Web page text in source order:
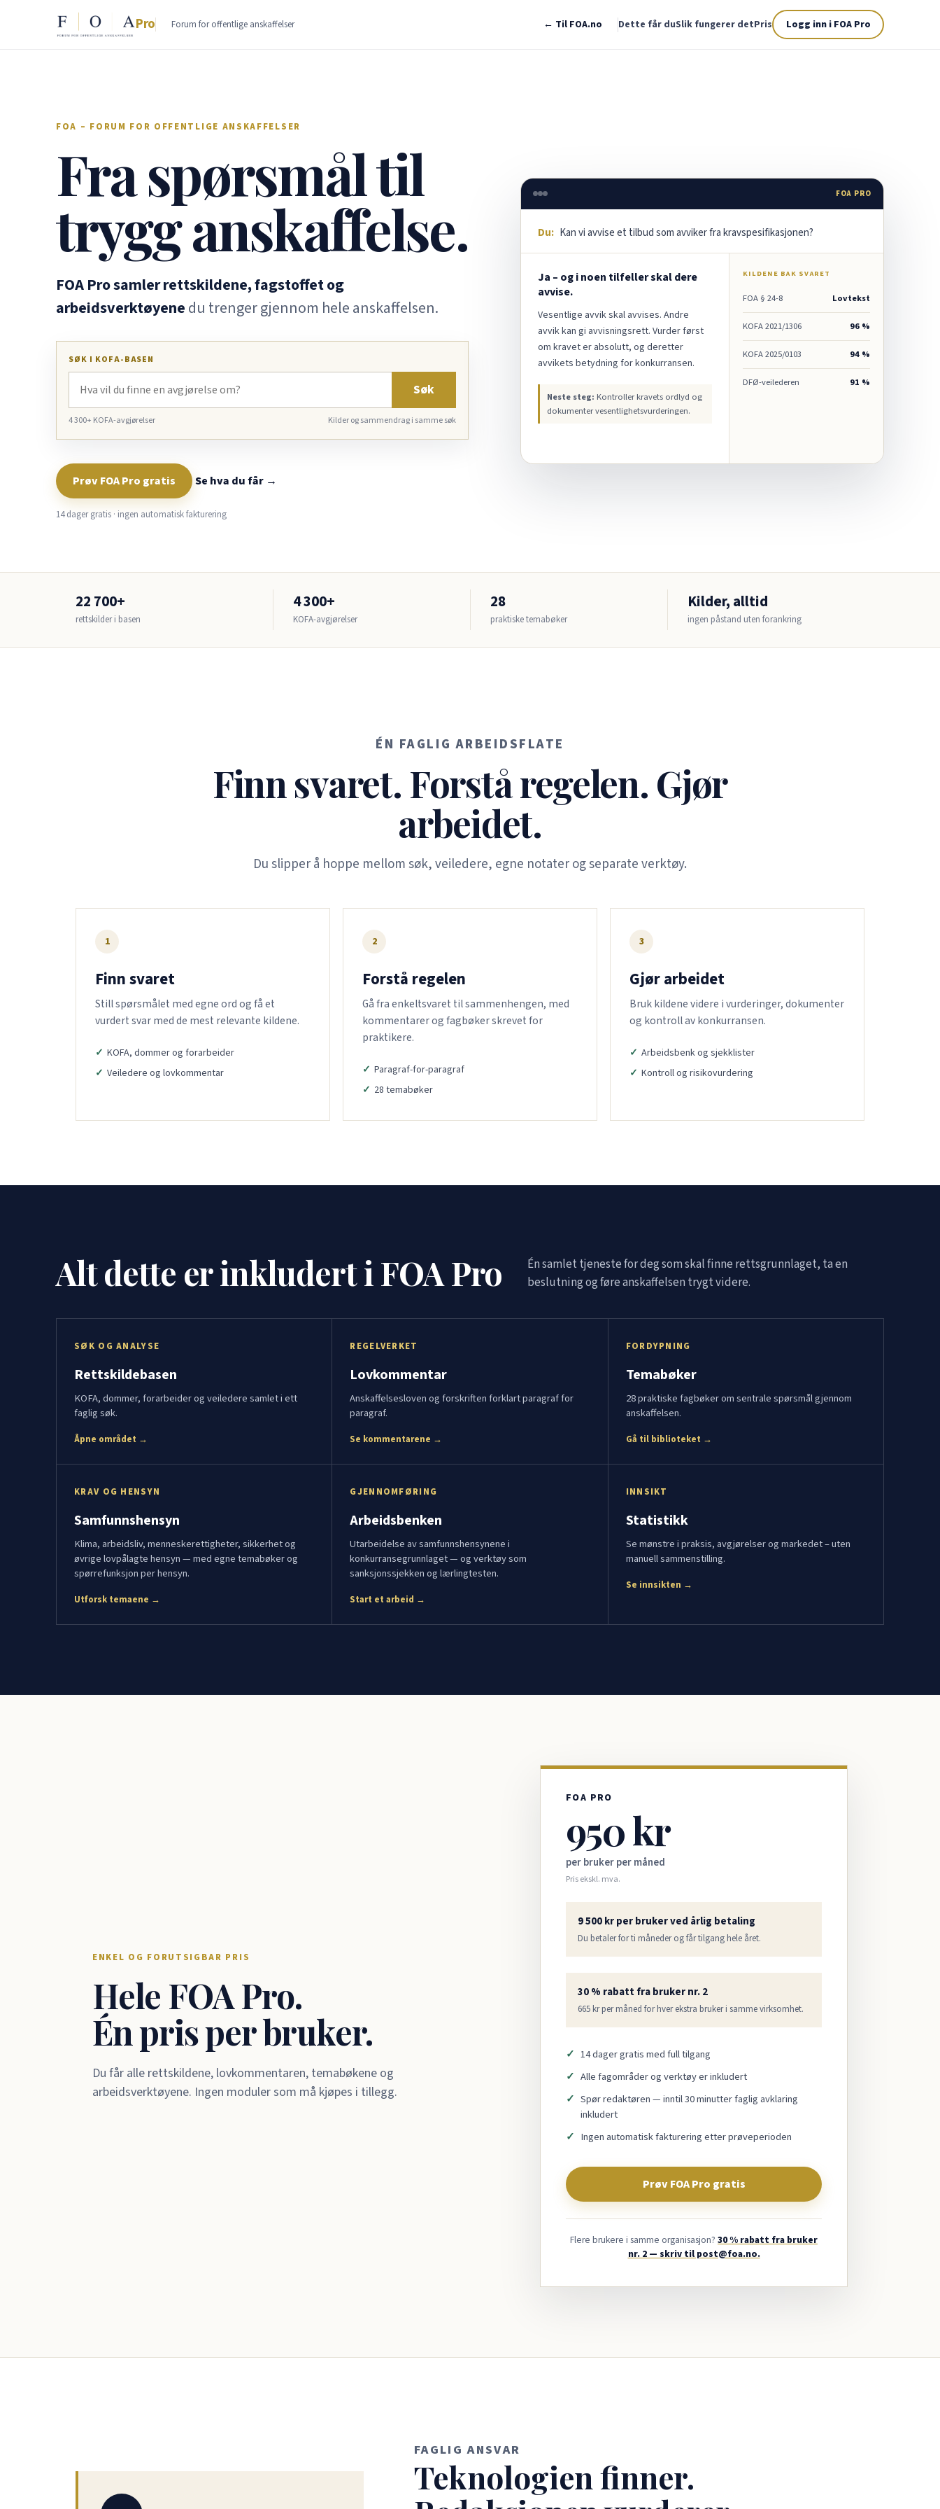
Pro Forum for offentlige anskaffelser ← Til FOA.no Dette får duSlik fungerer detPris Logg inn i FOA Pro
FOA – FORUM FOR OFFENTLIGE ANSKAFFELSER
Fra spørsmål til
trygg anskaffelse.
FOA Pro samler rettskildene, fagstoffet og
arbeidsverktøyenedu trenger gjennom hele anskaffelsen.
SØK I KOFA-BASEN
Søk
4 300+ KOFA-avgjørelser Kilder og sammendrag i samme søk
Prøv FOA Pro gratis Se hva du får →
14 dager gratis · ingen automatisk fakturering
FOA PRO
Du: Kan vi avvise et tilbud som avviker fra kravspesifikasjonen?
Ja – og i noen tilfeller skal dere
avvise.
Vesentlige avvik skal avvises. Andre
avvik kan gi avvisningsrett. Vurder først
om kravet er absolutt, og deretter
avvikets betydning for konkurransen.
Neste steg: Kontroller kravets ordlyd og
dokumenter vesentlighetsvurderingen.
KILDENE BAK SVARET
FOA § 24-8 Lovtekst
KOFA 2021/1306 96 %
KOFA 2025/0103 94 %
DFØ-veilederen 91 %
22 700+
rettskilder i basen
4 300+
KOFA-avgjørelser
28
praktiske temabøker
Kilder, alltid
ingen påstand uten forankring
ÉN FAGLIG ARBEIDSFLATE
Finn svaret. Forstå regelen. Gjør
arbeidet.
Du slipper å hoppe mellom søk, veiledere, egne notater og separate verktøy.
1
Finn svaret
Still spørsmålet med egne ord og få et
vurdert svar med de mest relevante kildene.
KOFA, dommer og forarbeider
Veiledere og lovkommentar
2
Forstå regelen
Gå fra enkeltsvaret til sammenhengen, med
kommentarer og fagbøker skrevet for
praktikere.
Paragraf-for-paragraf
28 temabøker
3
Gjør arbeidet
Bruk kildene videre i vurderinger, dokumenter
og kontroll av konkurransen.
Arbeidsbenk og sjekklister
Kontroll og risikovurdering
Alt dette er inkludert i FOA Pro
Én samlet tjeneste for deg som skal finne rettsgrunnlaget, ta en
beslutning og føre anskaffelsen trygt videre.
SØK OG ANALYSE
Rettskildebasen
KOFA, dommer, forarbeider og veiledere samlet i ett
faglig søk.
Åpne området →
REGELVERKET
Lovkommentar
Anskaffelsesloven og forskriften forklart paragraf for
paragraf.
Se kommentarene →
FORDYPNING
Temabøker
28 praktiske fagbøker om sentrale spørsmål gjennom
anskaffelsen.
Gå til biblioteket →
KRAV OG HENSYN
Samfunnshensyn
Klima, arbeidsliv, menneskerettigheter, sikkerhet og
øvrige lovpålagte hensyn — med egne temabøker og
spørrefunksjon per hensyn.
Utforsk temaene →
GJENNOMFØRING
Arbeidsbenken
Utarbeidelse av samfunnshensynene i
konkurransegrunnlaget — og verktøy som
sanksjonssjekken og lærlingtesten.
Start et arbeid →
INNSIKT
Statistikk
Se mønstre i praksis, avgjørelser og markedet – uten
manuell sammenstilling.
Se innsikten →
ENKEL OG FORUTSIGBAR PRIS
Hele FOA Pro.
Én pris per bruker.
Du får alle rettskildene, lovkommentaren, temabøkene og
arbeidsverktøyene. Ingen moduler som må kjøpes i tillegg.
FOA PRO
950 kr
per bruker per måned
Pris ekskl. mva.
9 500 kr per bruker ved årlig betaling
Du betaler for ti måneder og får tilgang hele året.
30 % rabatt fra bruker nr. 2
665 kr per måned for hver ekstra bruker i samme virksomhet.
14 dager gratis med full tilgang
Alle fagområder og verktøy er inkludert
Spør redaktøren — inntil 30 minutter faglig avklaring
inkludert
Ingen automatisk fakturering etter prøveperioden
Prøv FOA Pro gratis
Flere brukere i samme organisasjon? 30 % rabatt fra bruker
nr. 2 — skriv til post@foa.no.
FAGLIG ANSVAR
Teknologien finner.